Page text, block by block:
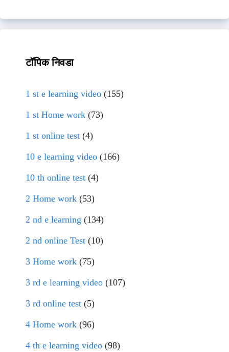
टॉपिक निवडा
1 st e learning video (155)
1 st Home work (73)
1 st online test (4)
10 e learning video (166)
10 th online test (4)
2 Home work (53)
2 nd e learning (134)
2 nd online Test (10)
3 Home work (75)
3 rd e learning video (107)
3 rd online test (5)
4 Home work (96)
4 th e learning video (98)